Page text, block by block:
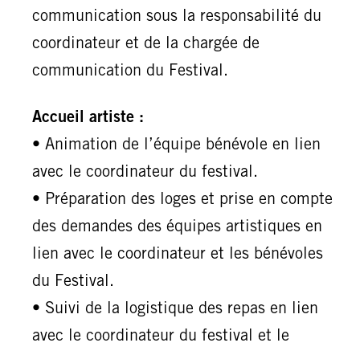
communication sous la responsabilité du
coordinateur et de la chargée de
communication du Festival.
Accueil artiste :
• Animation de l’équipe bénévole en lien
avec le coordinateur du festival.
• Préparation des loges et prise en compte
des demandes des équipes artistiques en
lien avec le coordinateur et les bénévoles
du Festival.
• Suivi de la logistique des repas en lien
avec le coordinateur du festival et le